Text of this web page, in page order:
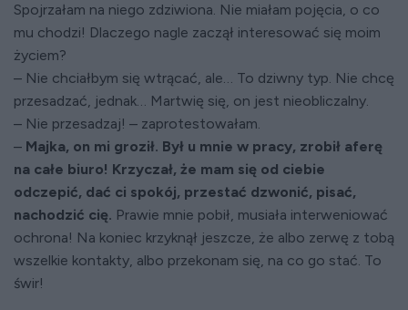
Spojrzałam na niego zdziwiona. Nie miałam pojęcia, o co
mu chodzi! Dlaczego nagle zaczął interesować się moim
życiem?
– Nie chciałbym się wtrącać, ale… To dziwny typ. Nie chcę
przesadzać, jednak… Martwię się, on jest nieobliczalny.
– Nie przesadzaj! – zaprotestowałam.
– Majka, on mi groził. Był u mnie w pracy, zrobił aferę
na całe biuro! Krzyczał, że mam się od ciebie
odczepić, dać ci spokój, przestać dzwonić, pisać,
nachodzić cię. Prawie mnie pobił, musiała interweniować
ochrona! Na koniec krzyknął jeszcze, że albo zerwę z tobą
wszelkie kontakty, albo przekonam się, na co go stać. To
świr!